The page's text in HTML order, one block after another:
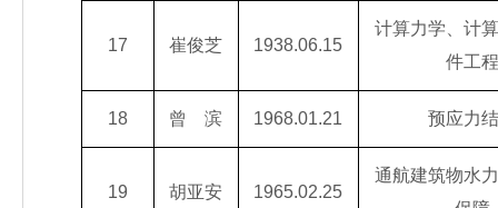
17 崔俊芝 1938.06.15
计算力学、计
件工程
18 曾 滨 1968.01.21 预应力
19 胡亚安 1965.02.25
通航建筑物水